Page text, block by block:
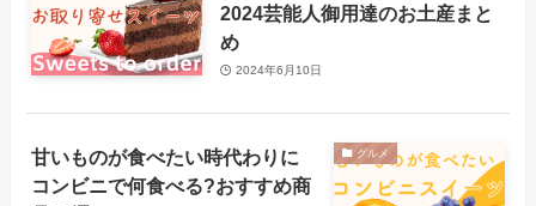
2024芸能人御用達のお土産まと
め
2024年6月10日
グルメ
甘いものが食べたい時代わりに
コンビニで何食べる?おすすめ商